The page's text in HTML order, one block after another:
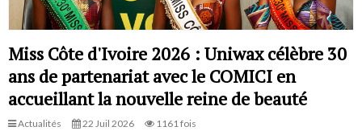
Miss Côte d'Ivoire 2026 : Uniwax célèbre 30
ans de partenariat avec le COMICI en
accueillant la nouvelle reine de beauté
Actualités 22 Juil 2026 1161 fois